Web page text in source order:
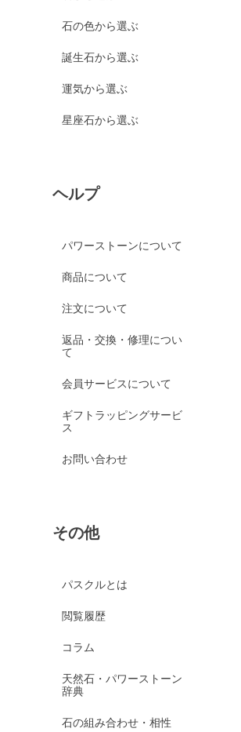
石の色から選ぶ
誕生石から選ぶ
運気から選ぶ
星座石から選ぶ
ヘルプ
パワーストーンについて
商品について
注文について
返品・交換・修理につい
て
会員サービスについて
ギフトラッピングサービ
ス
お問い合わせ
その他
パスクルとは
閲覧履歴
コラム
天然石・パワーストーン
辞典
石の組み合わせ・相性